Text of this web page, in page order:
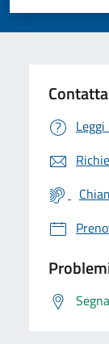
Valuta
Valuta 2
Valuta 1 stelle